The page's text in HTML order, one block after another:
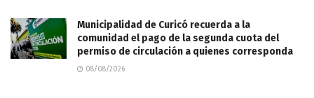
Municipalidad de Curicó recuerda a la
comunidad el pago de la segunda cuota del
permiso de circulación a quienes corresponda
08/08/2026